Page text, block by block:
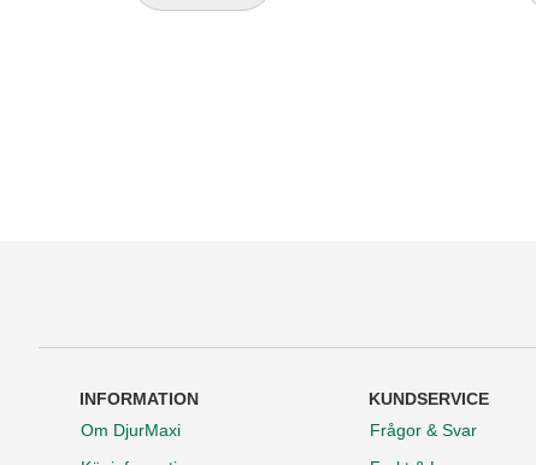
INFORMATION
Om DjurMaxi
KUNDSERVICE
Frågor & Svar